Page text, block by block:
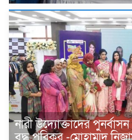
নারী উদ্যোক্তাদের